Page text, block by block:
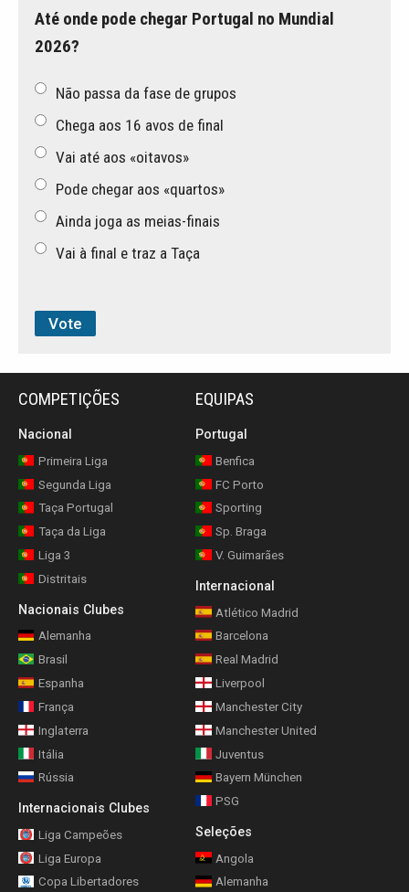
Até onde pode chegar Portugal no Mundial
2026?
Não passa da fase de grupos
Chega aos 16 avos de final
Vai até aos «oitavos»
Pode chegar aos «quartos»
Ainda joga as meias-finais
Vai à final e traz a Taça
COMPETIÇÕES
Nacional
Primeira Liga
Segunda Liga
Taça Portugal
Taça da Liga
Liga 3
Distritais
Nacionais Clubes
Alemanha
Brasil
Espanha
França
Inglaterra
Itália
Rússia
Internacionais Clubes
Liga Campeões
Liga Europa
Copa Libertadores
EQUIPAS
Portugal
Benfica
FC Porto
Sporting
Sp. Braga
V. Guimarães
Internacional
Atlético Madrid
Barcelona
Real Madrid
Liverpool
Manchester City
Manchester United
Juventus
Bayern München
PSG
Seleções
Angola
Alemanha